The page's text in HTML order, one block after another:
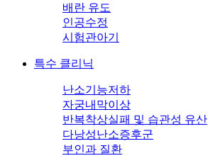
배란 유도
인공수정
시험관아기
특수 클리닉
난소기능저하
자궁내막이상
반복착상실패 및 습관성 유산
다낭성난소증후군
부인과 질환